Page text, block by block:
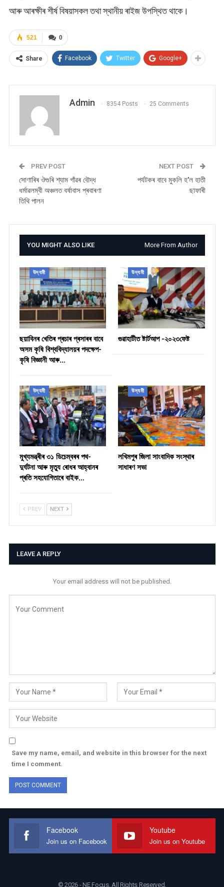
আৰু আৰক্ষীৰ শীৰ্ষ বিষয়াসকল তথা স্থানীয় ৰাইজ উপস্থিত থাকে।
0
521
Share Facebook Twitter Google+
Admin 8354 Posts 25 Comments
PREV POST
সোণাৰিৰ ঔগুৰি শ্যাম গাঁৱৰ বৌদ্ধ
ধৰ্মাৱলম্বী অঞ্চলত বৰ্ষাবাস প্ৰবাৰণা
তিথি পালন
NEXT POST
পৰ্যটকৰ বাবে মুকলি হ’ল হাতী
ছাফাৰী
YOU MIGHT ALSO LIKE More From Author
উদ্যমী
ছয়াবিনৰ খেতিৰ প্ৰচাৰ প্ৰসাৰৰ বাবে
অসম কৃষি বিশ্ববিদ্যালয়ৰ পদক্ষেপ-
কৃষি বিজ্ঞানী আৰু…
উদ্যমী
গুৱাহাটীত ষ্টাৰ্টআপ -২০২৩ফেষ্ট
উদ্যমী
মুখ্যমন্ত্ৰীৰ ৩১ ডিচেম্বৰৰ পথ-
দুৰ্ঘটনা আৰু মৃত্যু ৰোধৰ আহ্বানৰ
প্ৰতি সহযোগিতাৰে বাইক…
উদ্যমী
লখিমপুৰ জিলা সাংবাদিক সংস্থাৰ
সাধাৰণ সভা
PREV NEXT
LEAVE A REPLY
Your email address will not be published.
Save my name, email, and website in this browser for the next
time I comment.
Facebook
Join us on Facebook
Youtube
Join us on Youtube
© 2026 - NE Focus. All Rights Reserved.